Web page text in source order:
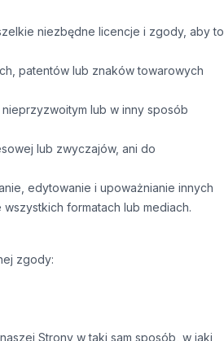
niezbędne licencje i zgody, aby to
patentów lub znaków towarowych
lub w inny sposób
lub zwyczajów, ani do
edytowanie i upoważnianie innych
formatach lub mediach.
zgody:
Strony w taki sam sposób, w jaki